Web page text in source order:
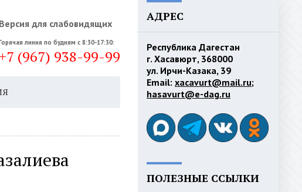
Версия для слабовидящих
линия по будням с 8:30-17:30:
+7 (967) 938-99-99
АДРЕС
Республика Дагестан
г. Хасавюрт, 368000
ул. Ирчи-Казака, 39
Email: xacavurt@mail.ru;
hasavurt@e-dag.ru
ПОЛЕЗНЫЕ ССЫЛКИ